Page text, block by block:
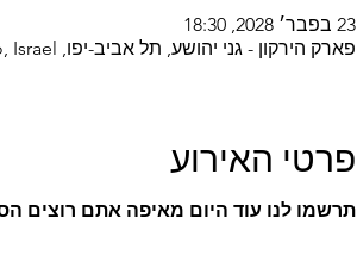
23 בפבר׳ 2028, 18:30
פארק הירקון - גני יהושע, תל אביב-יפו, Ganei Yehoshua Park HaYarkon, Tel Aviv-Yafo, Israel
פרטי האירוע
תרשמו לנו עוד היום מאיפה אתם רוצים